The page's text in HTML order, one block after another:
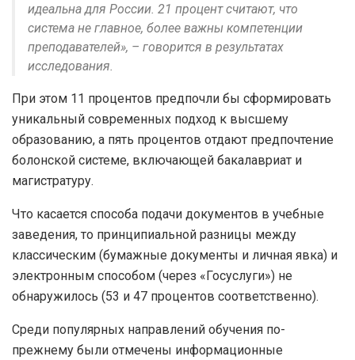
идеальна для России. 21 процент считают, что
система не главное, более важны компетенции
преподавателей», – говорится в результатах
исследования.
При этом 11 процентов предпочли бы сформировать
уникальный современных подход к высшему
образованию, а пять процентов отдают предпочтение
болонской системе, включающей бакалавриат и
магистратуру.
Что касается способа подачи документов в учебные
заведения, то принципиальной разницы между
классическим (бумажные документы и личная явка) и
электронным способом (через «Госуслуги») не
обнаружилось (53 и 47 процентов соответственно).
Среди популярных направлений обучения по-
прежнему были отмечены информационные